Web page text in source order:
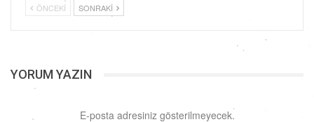
ÖNCEKI SONRAKI
YORUM YAZIN
E-posta adresiniz gösterilmeyecek.